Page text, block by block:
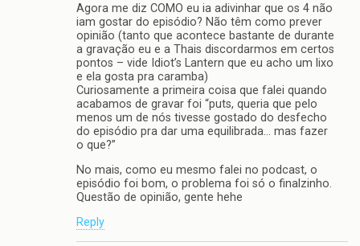
Agora me diz COMO eu ia adivinhar que os 4 não
iam gostar do episódio? Não têm como prever
opinião (tanto que acontece bastante de durante
a gravação eu e a Thais discordarmos em certos
pontos – vide Idiot’s Lantern que eu acho um lixo
e ela gosta pra caramba)
Curiosamente a primeira coisa que falei quando
acabamos de gravar foi “puts, queria que pelo
menos um de nós tivesse gostado do desfecho
do episódio pra dar uma equilibrada… mas fazer
o que?”
No mais, como eu mesmo falei no podcast, o
episódio foi bom, o problema foi só o finalzinho.
Questão de opinião, gente hehe
Reply